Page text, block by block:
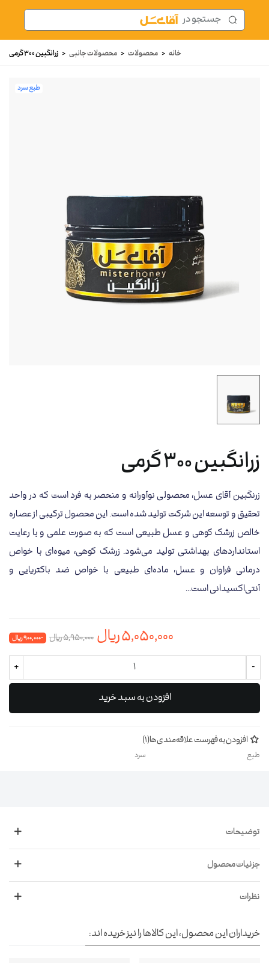
خانه < محصولات < محصولات جانبی < زرانگبین 300 گرمی
طبع سرد
زرانگبین 300 گرمی
زرنگبین آقای عسل، محصولی نوآورانه و منحصر به فرد است که در واحد
تحقیق و توسعه این شرکت تولید شده است. این محصول ترکیبی از عصاره
خالص زرشک کوهی و عسل طبیعی است که به صورت علمی و با رعایت
استانداردهای بهداشتی تولید می‌شود. زرشک کوهی، میوه‌ای با خواص
درمانی فراوان و عسل، ماده‌ای طبیعی با خواص ضد باکتریایی و
آنتی‌اکسیدانی است...
5,050,000 ریال 5,950,000 ریال -900,000 ریال
-
+
افزودن به سبد خرید
افزودن به فهرست علاقه‌مندی‌ها(
1
)
طبع سرد
توضیحات
جزئیات محصول
نظرات
خریداران این محصول، این کالاها را نیز خریده اند: